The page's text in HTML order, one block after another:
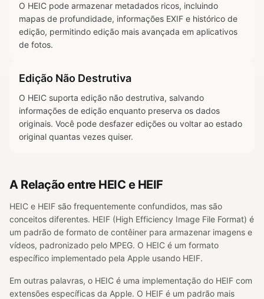
O HEIC pode armazenar metadados ricos, incluindo
mapas de profundidade, informações EXIF e histórico de
edição, permitindo edição mais avançada em aplicativos
de fotos.
Edição Não Destrutiva
O HEIC suporta edição não destrutiva, salvando
informações de edição enquanto preserva os dados
originais. Você pode desfazer edições ou voltar ao estado
original quantas vezes quiser.
A Relação entre HEIC e HEIF
HEIC e HEIF são frequentemente confundidos, mas são
conceitos diferentes. HEIF (High Efficiency Image File Format) é
um padrão de formato de contêiner para armazenar imagens e
vídeos, padronizado pelo MPEG. O HEIC é um formato
específico implementado pela Apple usando HEIF.
Em outras palavras, o HEIC é uma implementação do HEIF com
extensões específicas da Apple. O HEIF é um padrão mais